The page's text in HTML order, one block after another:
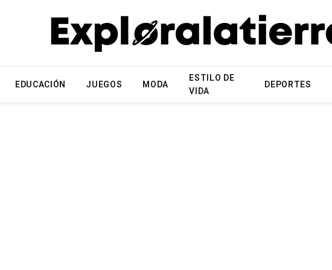
EDUCACIÓN JUEGOS MODA
ESTILO DE
VIDA
DEPORTES